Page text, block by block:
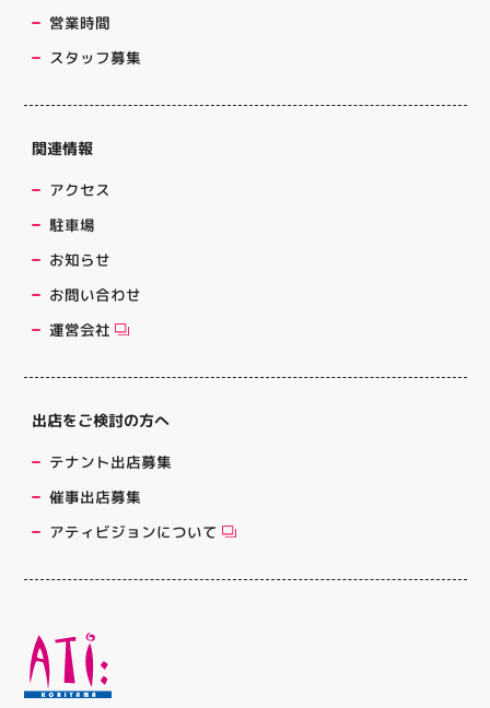
営業時間
スタッフ募集
関連情報
アクセス
駐車場
お知らせ
お問い合わせ
運営会社
出店をご検討の方へ
テナント出店募集
催事出店募集
アティビジョンについて